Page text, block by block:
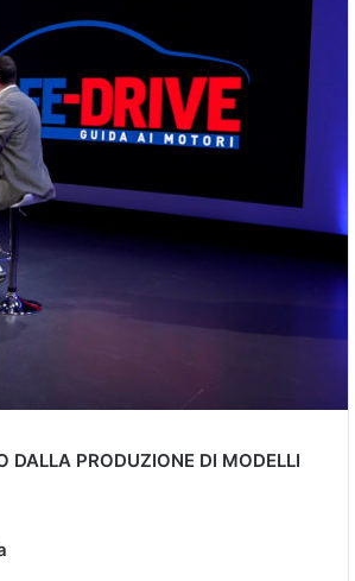
DALLA PRODUZIONE DI MODELLI